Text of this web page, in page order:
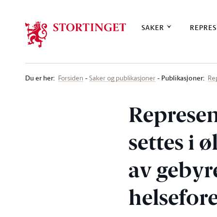
SAKER
Du er her: Forsiden Saker og publikasjoner Publikasjoner:
settes i
av